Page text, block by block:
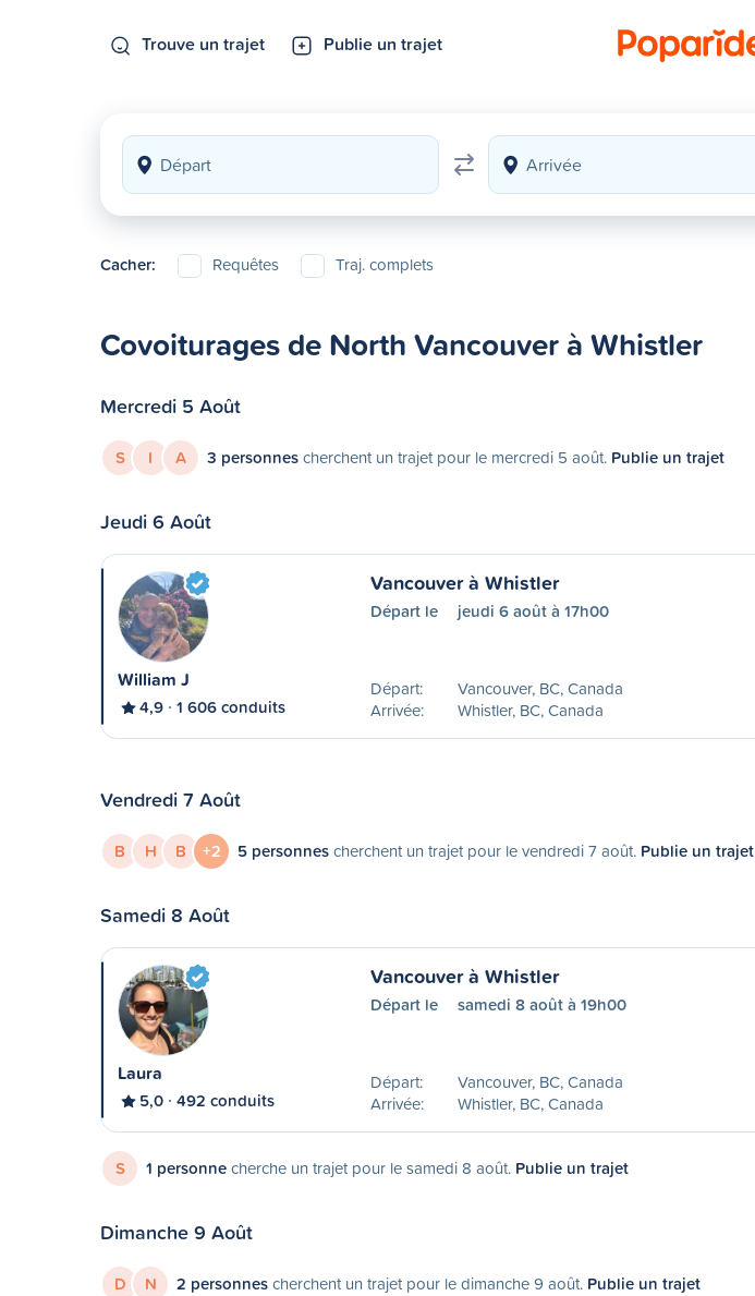
Trouve un trajet Publie un trajet
Cacher: Requêtes Traj. complets
Covoiturages de North Vancouver à Whistler
Mercredi 5 Août
S I A 3 personnescherchent un trajet pour le mercredi 5 août. Publie un trajet
Jeudi 6 Août
William J
4,9 1 606 conduits
Vancouver à Whistler
Départ le jeudi 6 août à 17h00
Départ:
Vancouver, BC, Canada
Arrivée:
Whistler, BC, Canada
Vendredi 7 Août
B H B +2 5 personnescherchent un trajet pour le vendredi 7 août. Publie un trajet
Samedi 8 Août
Laura
5,0 492 conduits
Vancouver à Whistler
Départ le samedi 8 août à 19h00
Départ:
Vancouver, BC, Canada
Arrivée:
Whistler, BC, Canada
S 1 personnecherche un trajet pour le samedi 8 août. Publie un trajet
Dimanche 9 Août
D N 2 personnescherchent un trajet pour le dimanche 9 août. Publie un trajet